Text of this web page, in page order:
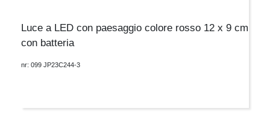
Luce a LED con paesaggio colore rosso 12 x 9 cm
con batteria
nr: 099 JP23C244-3